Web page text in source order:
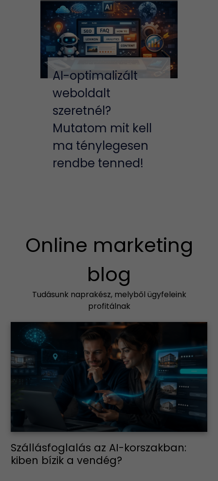
AI-optimalizált
weboldalt
szeretnél?
Mutatom mit kell
ma ténylegesen
rendbe tenned!
Online marketing
blog
Tudásunk naprakész, melyből ügyfeleink
profitálnak
Szállásfoglalás az AI-korszakban:
kiben bízik a vendég?